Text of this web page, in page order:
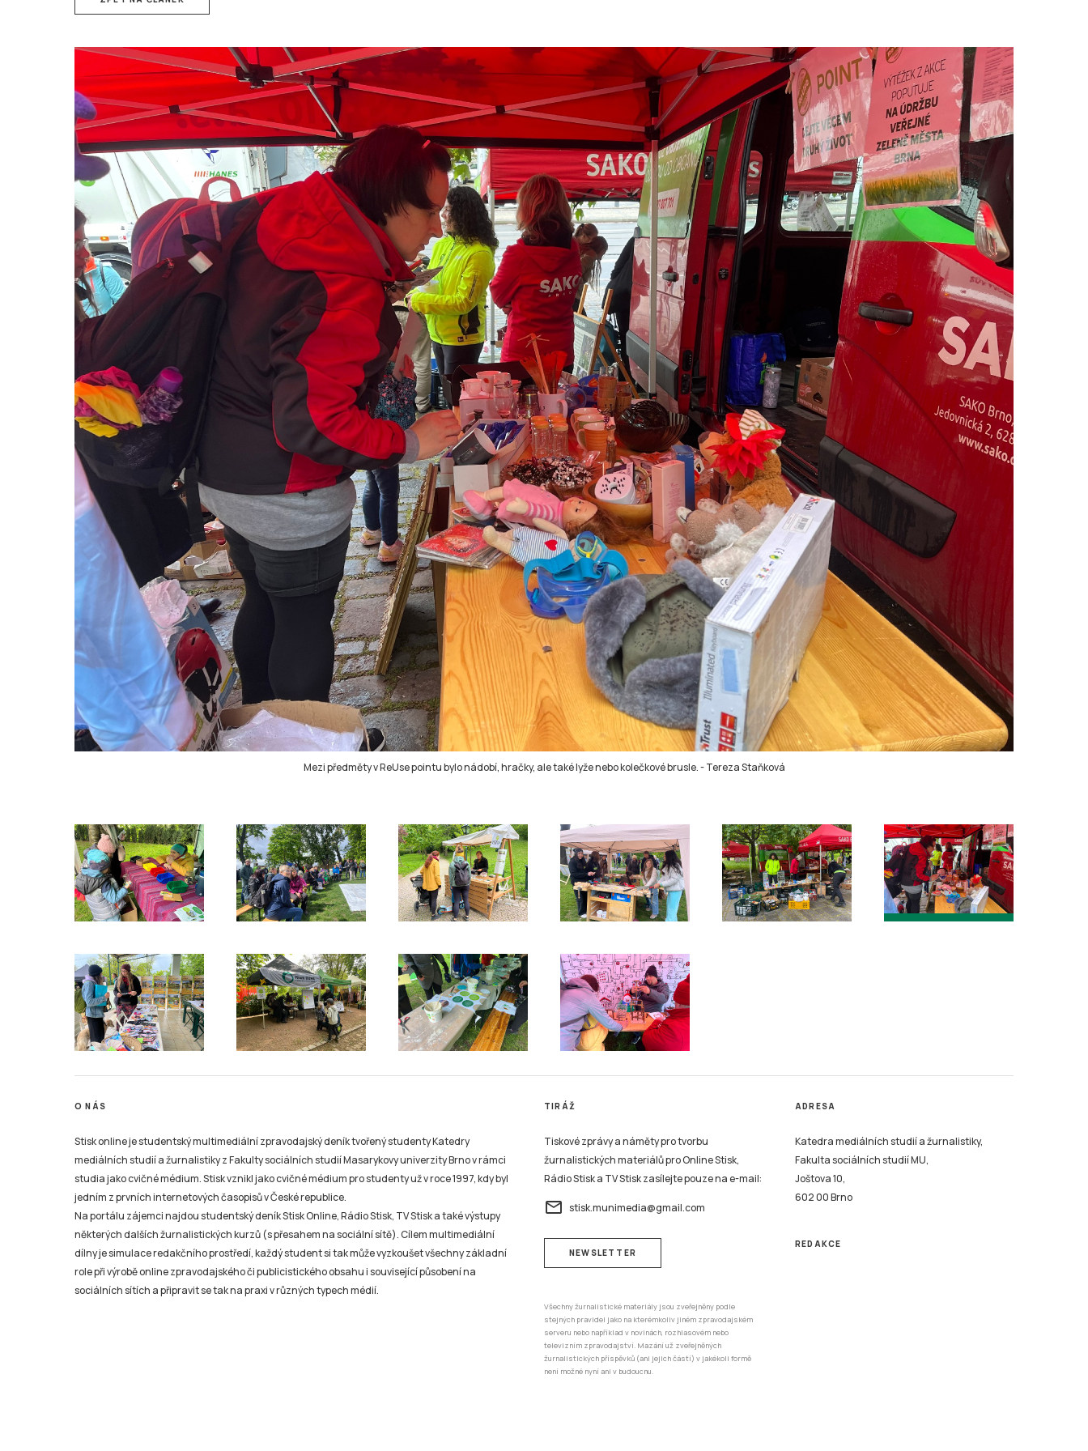
Mezi předměty v ReUse pointu bylo nádobí, hračky, ale také lyže nebo kolečkové brusle.-Tereza Staňková
O NÁS
Stisk online je studentský multimediální zpravodajský deník tvořený studenty Katedry
mediálních studií a žurnalistiky z Fakulty sociálních studií Masarykovy univerzity Brno v rámci
studia jako cvičné médium. Stisk vznikl jako cvičné médium pro studenty už v roce 1997, kdy byl
jedním z prvních internetových časopisů v České republice.
Na portálu zájemci najdou studentský deník Stisk Online, Rádio Stisk, TV Stisk a také výstupy
některých dalších žurnalistických kurzů (s přesahem na sociální sítě). Cílem multimediální
dílny je simulace redakčního prostředí, každý student si tak může vyzkoušet všechny základní
role při výrobě online zpravodajského či publicistického obsahu i související působení na
sociálních sítích a připravit se tak na praxi v různých typech médií.
TIRÁŽ
Tiskové zprávy a náměty pro tvorbu
žurnalistických materiálů pro Online Stisk,
Rádio Stisk a TV Stisk zasílejte pouze na e-mail:
email stisk.munimedia@gmail.com
NEWSLETTER
Všechny žurnalistické materiály jsou zveřejněny podle
stejných pravidel jako na kterémkoliv jiném zpravodajském
serveru nebo například v novinách, rozhlasovém nebo
televizním zpravodajství. Mazání už zveřejněných
žurnalistických příspěvků (ani jejich částí) v jakékoli formě
není možné nyní ani v budoucnu.
ADRESA
Katedra mediálních studií a žurnalistiky,
Fakulta sociálních studií MU,
Joštova 10,
602 00 Brno
REDAKCE